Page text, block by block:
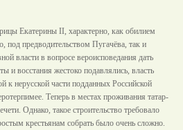
Екатерины II, характерно, как обилием
под предводительством Пугачёва, так и
власти в вопросе вероисповедания дать
и восстания жестоко подавлялись, власть
к нерусской части подданных Российской
Теперь в местах проживания татар-
Однако, такое строительство требовало
крестьянам собрать было очень сложно.